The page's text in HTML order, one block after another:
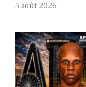
5 août 2026